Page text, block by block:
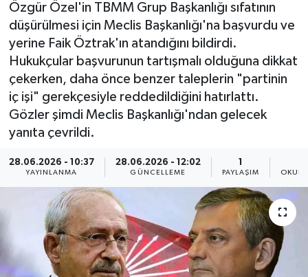
Özgür Özel'in TBMM Grup Başkanlığı sıfatının
düşürülmesi için Meclis Başkanlığı'na başvurdu ve
yerine Faik Öztrak'ın atandığını bildirdi.
Hukukçular başvurunun tartışmalı olduğuna dikkat
çekerken, daha önce benzer taleplerin "partinin
iç işi" gerekçesiyle reddedildiğini hatırlattı.
Gözler şimdi Meclis Başkanlığı'ndan gelecek
yanıta çevrildi.
28.06.2026 - 10:37
YAYINLANMA
28.06.2026 - 12:02
GÜNCELLEME PAYLAŞIM